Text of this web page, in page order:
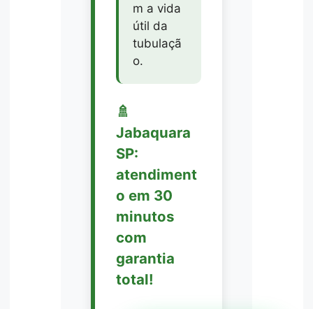
m a vida
útil da
tubulaçã
o.
🚿
Jabaquara
SP:
atendiment
o em 30
minutos
com
garantia
total!